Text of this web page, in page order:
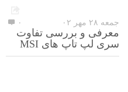
جمعه ۲۸ مهر ۰۲ ۰
معرفی و بررسی تفاوت
سری لپ تاپ های MSI